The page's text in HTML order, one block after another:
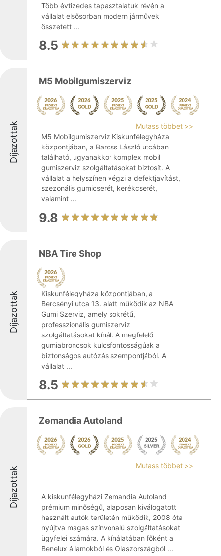
Több évtizedes tapasztalatuk révén a
vállalat elsősorban modern járművek
összetett ...
8.5
Díjazottak
M5 Mobilgumiszerviz
Mutass többet >>
M5 Mobilgumiszerviz Kiskunfélegyháza
központjában, a Baross László utcában
található, ugyanakkor komplex mobil
gumiszerviz szolgáltatásokat biztosít. A
vállalat a helyszínen végzi a defektjavítást,
szezonális gumicserét, kerékcserét,
valamint ...
9.8
Díjazottak
NBA Tire Shop
Kiskunfélegyháza központjában, a
Bercsényi utca 13. alatt működik az NBA
Gumi Szerviz, amely sokrétű,
professzionális gumiszerviz
szolgáltatásokat kínál. A megfelelő
gumiabroncsok kulcsfontosságúak a
biztonságos autózás szempontjából. A
vállalat ...
8.5
Díjazottak
Zemandia Autoland
Mutass többet >>
A kiskunfélegyházi Zemandia Autoland
prémium minőségű, alaposan kiválogatott
használt autók területén működik, 2008 óta
nyújtva magas színvonalú szolgáltatásokat
ügyfelei számára. A kínálatában főként a
Benelux államokból és Olaszországból ...